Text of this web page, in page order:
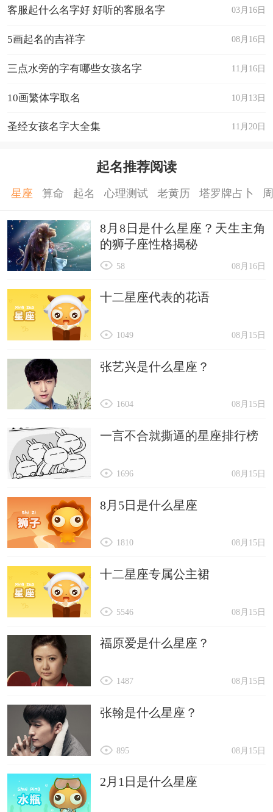
03月16日
客服起什么名字好 好听的客服名字
08月16日
5画起名的吉祥字
11月16日
三点水旁的字有哪些女孩名字
10月13日
10画繁体字取名
11月20日
圣经女孩名字大全集
起名推荐阅读
星座 算命 起名 心理测试 老黄历 塔罗牌占卜
8月8日是什么星座？天生主角
的狮子座性格揭秘
08月16日
58
十二星座代表的花语
08月15日
1049
张艺兴是什么星座？
08月15日
1604
一言不合就撕逼的星座排行榜
08月15日
1696
8月5日是什么星座
08月15日
1810
十二星座专属公主裙
08月15日
5546
福原爱是什么星座？
08月15日
1487
张翰是什么星座？
08月15日
895
2月1日是什么星座